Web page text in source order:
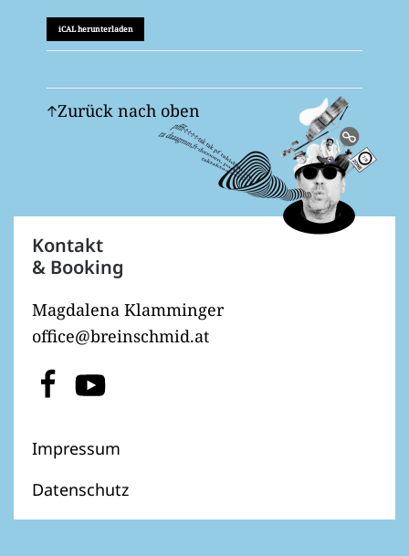
iCAL herunterladen
Zurück nach oben
Kontakt
& Booking
Magdalena Klamminger
office@breinschmid.at
Impressum
Datenschutz